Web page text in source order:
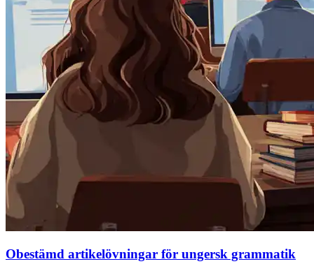
Obestämd artikelövningar för ungersk grammatik